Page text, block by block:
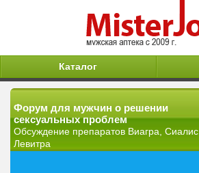
Каталог
Форум для мужчин о решении
сексуальных проблем
Обсуждение препаратов Виагра, Сиалис,
Левитра